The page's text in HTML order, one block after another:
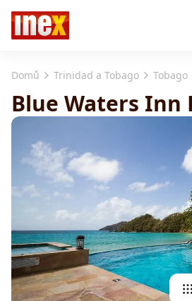
Domů Trinidad a Tobago Tobago
Blue Waters Inn